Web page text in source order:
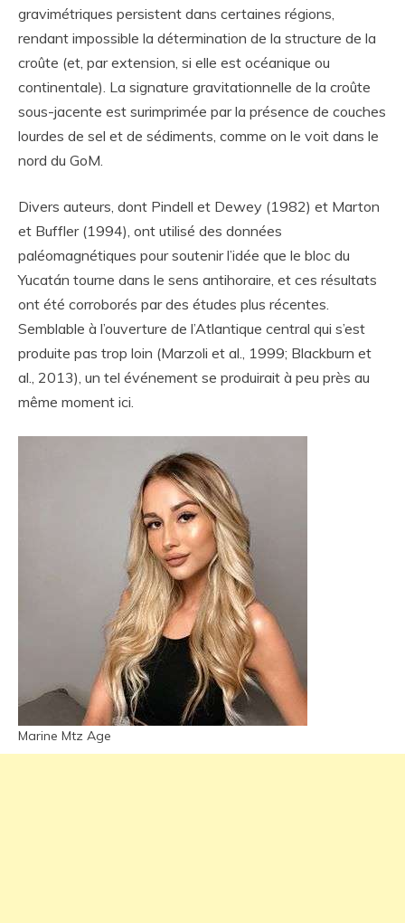
gravimétriques persistent dans certaines régions,
rendant impossible la détermination de la structure de la
croûte (et, par extension, si elle est océanique ou
continentale). La signature gravitationnelle de la croûte
sous-jacente est surimprimée par la présence de couches
lourdes de sel et de sédiments, comme on le voit dans le
nord du GoM.
Divers auteurs, dont Pindell et Dewey (1982) et Marton
et Buffler (1994), ont utilisé des données
paléomagnétiques pour soutenir l’idée que le bloc du
Yucatán tourne dans le sens antihoraire, et ces résultats
ont été corroborés par des études plus récentes.
Semblable à l’ouverture de l’Atlantique central qui s’est
produite pas trop loin (Marzoli et al., 1999; Blackburn et
al., 2013), un tel événement se produirait à peu près au
même moment ici.
Marine Mtz Age